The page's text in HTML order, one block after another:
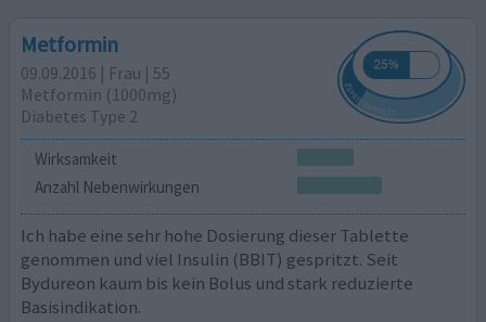
Metformin
09.09.2016 | Frau | 55
Metformin (1000mg)
Diabetes Type 2
Wirksamkeit
Anzahl Nebenwirkungen
Ich habe eine sehr hohe Dosierung dieser Tablette
genommen und viel Insulin (BBIT) gespritzt. Seit
Bydureon kaum bis kein Bolus und stark reduzierte
Basisindikation.